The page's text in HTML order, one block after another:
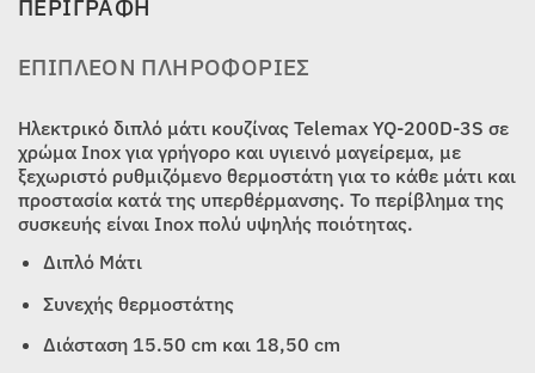
ΠΕΡΙΓΡΑΦΉ
ΕΠΙΠΛΈΟΝ ΠΛΗΡΟΦΟΡΊΕΣ
Ηλεκτρικό διπλό μάτι κουζίνας Telemax YQ-200D-3S σε
χρώμα Inox για γρήγορο και υγιεινό μαγείρεμα, με
ξεχωριστό ρυθμιζόμενο θερμοστάτη για το κάθε μάτι και
προστασία κατά της υπερθέρμανσης. Το περίβλημα της
συσκευής είναι Inox πολύ υψηλής ποιότητας.
Διπλό Μάτι
Συνεχής θερμοστάτης
Διάσταση 15.50 cm και 18,50 cm